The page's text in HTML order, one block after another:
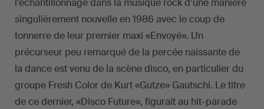
l’échantillonnage dans la musique rock d’une manière
singulièrement nouvelle en 1986 avec le coup de
tonnerre de leur premier maxi «Envoyé». Un
précurseur peu remarqué de la percée naissante de
la dance est venu de la scène disco, en particulier du
groupe Fresh Color de Kurt «Gutze» Gautschi. Le titre
de ce dernier, «Disco Future», figurait au hit-parade